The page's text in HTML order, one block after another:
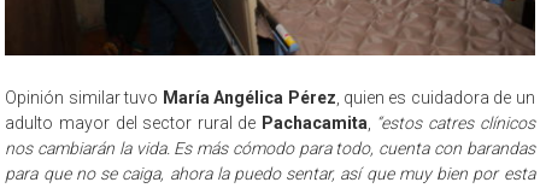
Opinión similar tuvo María Angélica Pérez , quien es cuidadora de un
adulto mayor del sector rural de Pachacamita
“estos catres clínicos
nos cambiarán la vida. Es más cómodo para todo, cuenta con barandas
para que no se caiga, ahora la puedo sentar, así que muy bien por esta